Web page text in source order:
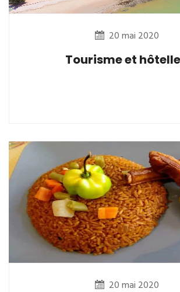
20 mai 2020
Tourisme et
20 mai 2020